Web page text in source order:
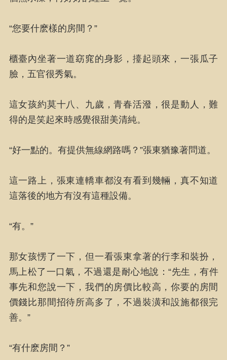
“您要什麽樣的房間？”
櫃臺內坐著一道窈窕的身影，擡起頭來，一張瓜子
臉，五官很秀氣。
這女孩約莫十八、九歲，青春活潑，很是動人，難
得的是笑起來時感覺很甜美清純。
“好一點的。有提供無線網路嗎？”張東猶豫著問道。
這一路上，張東連轎車都沒有看到幾輛，真不知道
這落後的地方有沒有這種設備。
“有。”
那女孩愣了一下，但一看張東拿著的行李和裝扮，
馬上松了一口氣，不過還是耐心地說：“先生，有件
事先和您說一下，我們的房價比較高，你要的房間
價錢比那間招待所高多了，不過裝潢和設施都很完
善。”
“有什麽房間？”